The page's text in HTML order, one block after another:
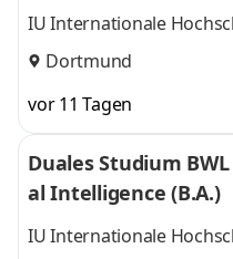
IU Internationale
Dortmund
vor 11 Tagen
Duales Studium
al Intelligence (B.A.)
IU Internationale